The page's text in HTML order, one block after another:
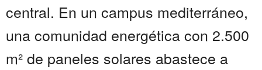
central. En un campus mediterráneo,
una comunidad energética con 2.500
m² de paneles solares abastece a